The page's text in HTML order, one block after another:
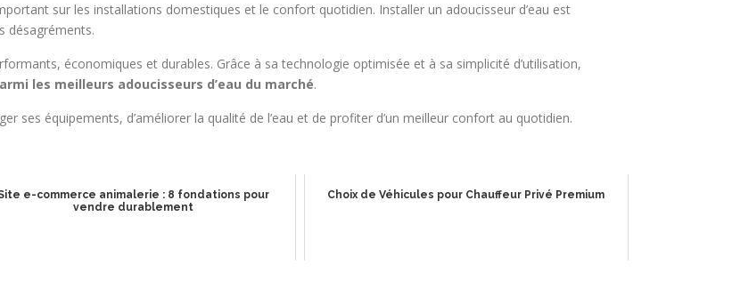
sur les installations domestiques et le confort quotidien. Installer un adoucisseur d’eau est
désagréments.
économiques et durables. Grâce à sa technologie optimisée et à sa simplicité d’utilisation,
les meilleurs adoucisseurs d’eau du marché.
ses équipements, d’améliorer la qualité de l’eau et de profiter d’un meilleur confort au quotidien.
e-commerce animalerie : 8 fondations pour
vendre durablement
Choix de Véhicules pour Chauffeur Privé Premium